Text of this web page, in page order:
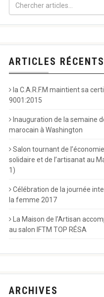
ARTICLES RÉCENTS
la C.A.R.F.M maintient sa
9001:2015
Inauguration de la semaine
marocain à Washington
Salon tournant de
solidaire et de l’artisanat au
1)
Célébration de la journée
la femme 2017
La Maison de l’Artisan
au salon IFTM TOP RÉSA
ARCHIVES